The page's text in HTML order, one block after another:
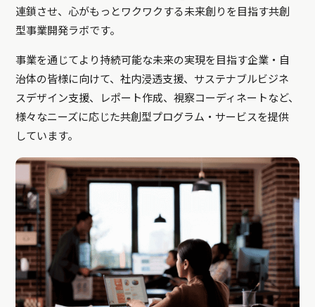
連鎖させ、心がもっとワクワクする未来創りを目指す共創
型事業開発ラボです。
事業を通じてより持続可能な未来の実現を目指す企業・自
治体の皆様に向けて、社内浸透支援、サステナブルビジネ
スデザイン支援、レポート作成、視察コーディネートなど、
様々なニーズに応じた共創型プログラム・サービスを提供
しています。